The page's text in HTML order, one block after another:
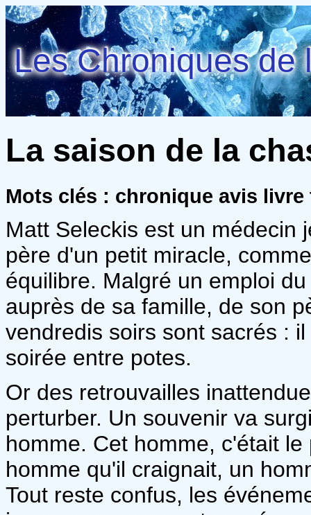
Les Chroniques de
La saison de la
Mots clés : chronique avis
Matt Seleckis est un médecin
père d'un petit miracle,
équilibre. Malgré un emploi
auprès de sa famille, de son
vendredis soirs sont sacrés :
soirée entre potes.
Or des retrouvailles
perturber. Un souvenir va
homme. Cet homme, c'était
homme qu'il craignait, un
Tout reste confus, les